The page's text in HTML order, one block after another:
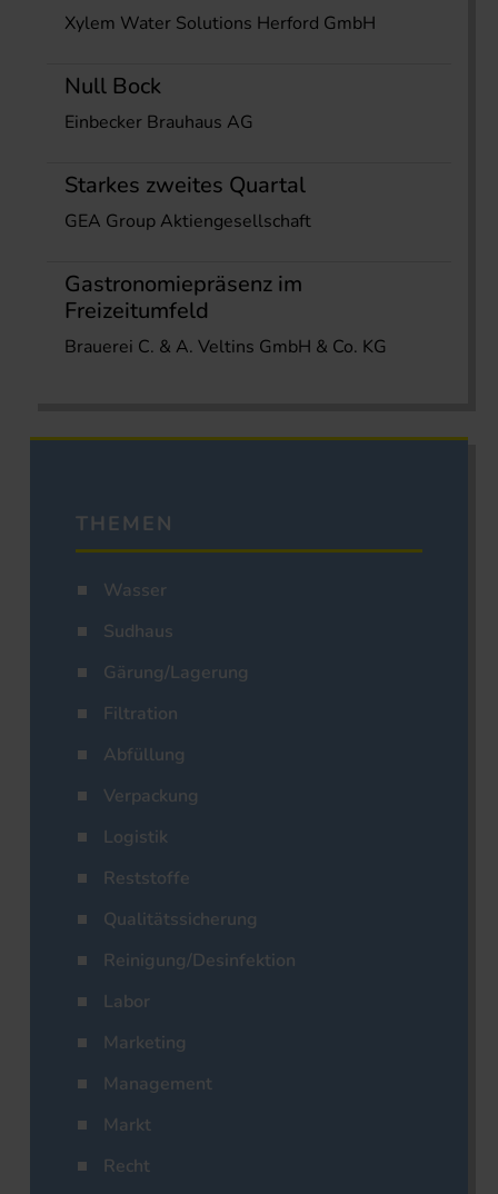
Xylem Water Solutions Herford GmbH
Null Bock
Einbecker Brauhaus AG
Starkes zweites Quartal
GEA Group Aktiengesellschaft
Gastronomiepräsenz im
Freizeitumfeld
Brauerei C. & A. Veltins GmbH & Co. KG
THEMEN
Wasser
Sudhaus
Gärung/Lagerung
Filtration
Abfüllung
Verpackung
Logistik
Reststoffe
Qualitätssicherung
Reinigung/Desinfektion
Labor
Marketing
Management
Markt
Recht